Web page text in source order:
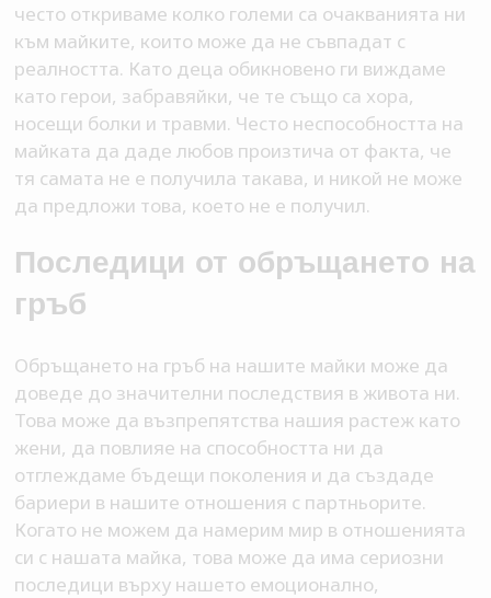
често откриваме колко големи са очакванията ни
към майките, които може да не съвпадат с
реалността. Като деца обикновено ги виждаме
като герои, забравяйки, че те също са хора,
носещи болки и травми. Често неспособността на
майката да даде любов произтича от факта, че
тя самата не е получила такава, и никой не може
да предложи това, което не е получил.
Последици от обръщането на
гръб
Обръщането на гръб на нашите майки може да
доведе до значителни последствия в живота ни.
Това може да възпрепятства нашия растеж като
жени, да повлияе на способността ни да
отглеждаме бъдещи поколения и да създаде
бариери в нашите отношения с партньорите.
Когато не можем да намерим мир в отношенията
си с нашата майка, това може да има сериозни
последици върху нашето емоционално,